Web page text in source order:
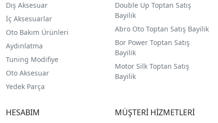
Dış Aksesuar
İç Aksesuarlar
Oto Bakım Ürünleri
Aydınlatma
Tuning Modifiye
Oto Aksesuar
Yedek Parça
Double Up Toptan Satış
Bayilik
Abro Oto Toptan Satış Bayilik
Bor Power Toptan Satış
Bayilik
Motor Silk Toptan Satış
Bayilik
HESABIM MÜŞTERİ HİZMETLERİ